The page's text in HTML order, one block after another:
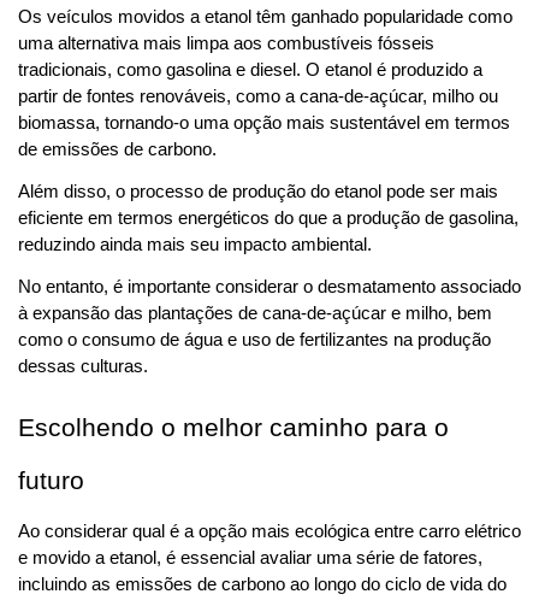
Os veículos movidos a etanol têm ganhado popularidade como
uma alternativa mais limpa aos combustíveis fósseis
tradicionais, como gasolina e diesel. O etanol é produzido a
partir de fontes renováveis, como a cana-de-açúcar, milho ou
biomassa, tornando-o uma opção mais sustentável em termos
de emissões de carbono.
Além disso, o processo de produção do etanol pode ser mais
eficiente em termos energéticos do que a produção de gasolina,
reduzindo ainda mais seu impacto ambiental.
No entanto, é importante considerar o desmatamento associado
à expansão das plantações de cana-de-açúcar e milho, bem
como o consumo de água e uso de fertilizantes na produção
dessas culturas.
Escolhendo o melhor caminho para o
futuro
Ao considerar qual é a opção mais ecológica entre carro elétrico
e movido a etanol, é essencial avaliar uma série de fatores,
incluindo as emissões de carbono ao longo do ciclo de vida do